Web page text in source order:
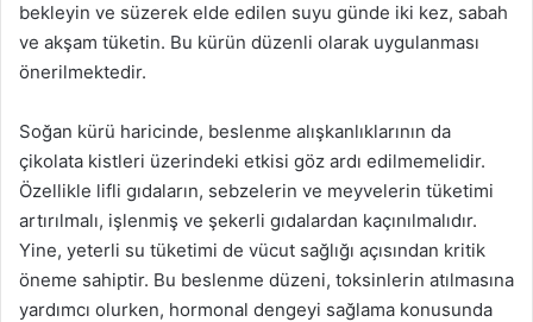
bekleyin ve süzerek elde edilen suyu günde iki kez, sabah
ve akşam tüketin. Bu kürün düzenli olarak uygulanması
önerilmektedir.
Soğan kürü haricinde, beslenme alışkanlıklarının da
çikolata kistleri üzerindeki etkisi göz ardı edilmemelidir.
Özellikle lifli gıdaların, sebzelerin ve meyvelerin tüketimi
artırılmalı, işlenmiş ve şekerli gıdalardan kaçınılmalıdır.
Yine, yeterli su tüketimi de vücut sağlığı açısından kritik
öneme sahiptir. Bu beslenme düzeni, toksinlerin atılmasına
yardımcı olurken, hormonal dengeyi sağlama konusunda